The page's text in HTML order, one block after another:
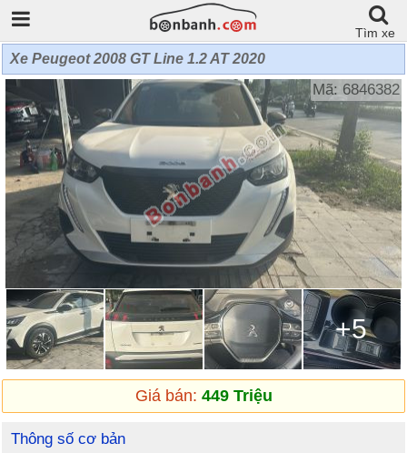
Tìm xe
Xe Peugeot 2008 GT Line 1.2 AT 2020
Mã: 6846382
+5
Giá bán: 449 Triệu
Thông số cơ bản